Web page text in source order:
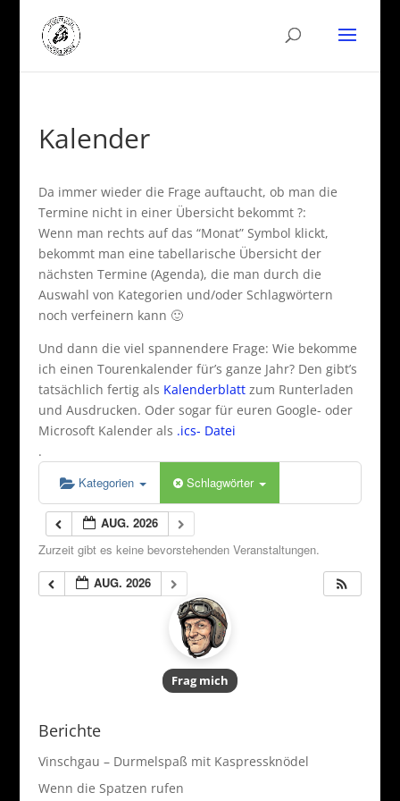
Kalender
Da immer wieder die Frage auftaucht, ob man die
Termine nicht in einer Übersicht bekommt ?:
Wenn man rechts auf das “Monat” Symbol klickt,
bekommt man eine tabellarische Übersicht der
nächsten Termine (Agenda), die man durch die
Auswahl von Kategorien und/oder Schlagwörtern
noch verfeinern kann 🙂
Und dann die viel spannendere Frage: Wie bekomme
ich einen Tourenkalender für’s ganze Jahr? Den gibt’s
tatsächlich fertig als Kalenderblattzum Runterladen
und Ausdrucken. Oder sogar für euren Google- oder
Microsoft Kalender als .ics- Datei
.
Kategorien
Schlagwörter
AUG. 2026
Zurzeit gibt es keine bevorstehenden Veranstaltungen.
AUG. 2026
Frag mich
Berichte
Vinschgau – Durmelspaß mit Kaspressknödel
Wenn die Spatzen rufen